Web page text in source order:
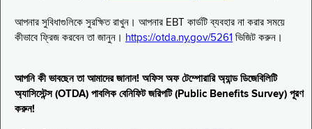
আপনার সুবিধাগুলিকে সুরক্ষিত রাখুন। আপনার EBT কার্ডটি ব্যবহার না করার সময়ে
কীভাবে ফ্রিজ করবেন তা জানুন। https://otda.ny.gov/5261 ভিজিট করুন।
আপনি কী ভাবছেন তা আমাদের জানান! অফিস অফ টেম্পোরারি অ্যান্ড ডিজেবিলিটি
অ্যাসিস্টেন্স (OTDA) পাবলিক বেনিফিট জরিপটি (Public Benefits Survey) পূরণ
করুন!